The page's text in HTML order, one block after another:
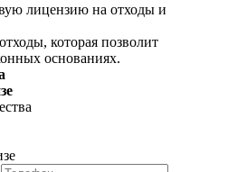
лицензию на отходы и
которая позволит
основаниях.